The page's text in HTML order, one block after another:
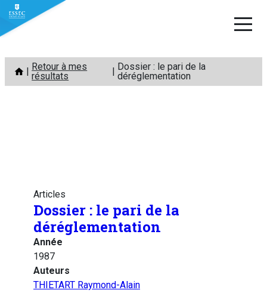
Aller
contenu
Retour à mes
résultats
Dossier : le pari de la
déréglementation
Articles
Dossier : le pari de la
déréglementation
Année
1987
Auteurs
THIETART Raymond-Alain